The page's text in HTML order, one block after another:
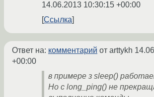
14.06.2013 10:30:15 +00:00
Ссылка
Ответ на: комментарий от arttykh
+00:00
в примере з sleep()
Но с long_ping() не